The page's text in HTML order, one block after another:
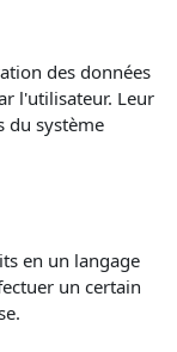
des données
l'utilisateur. Leur
du système
en un langage
un certain